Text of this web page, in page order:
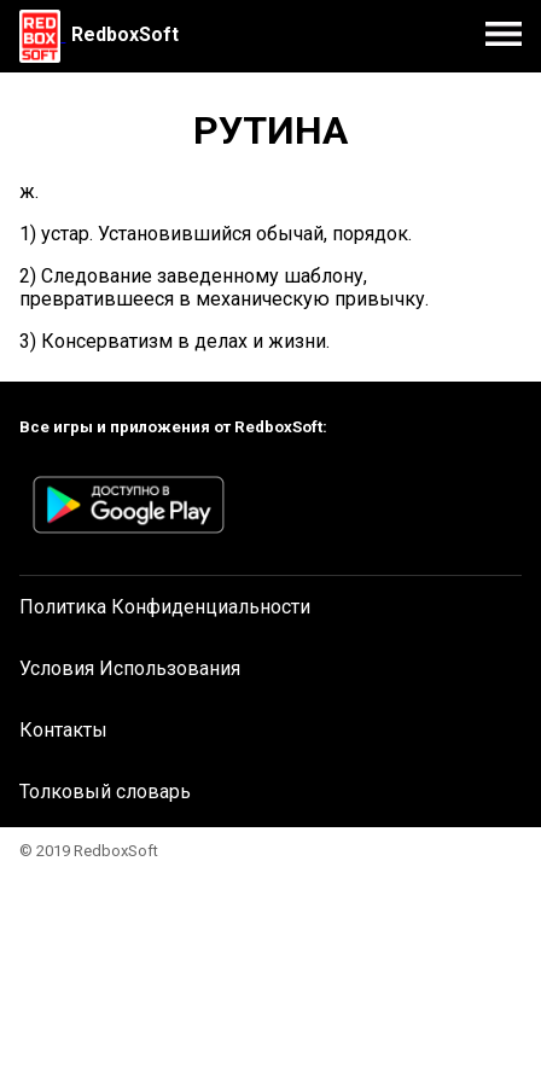
RedboxSoft
РУТИНА
ж.
1) устар. Установившийся обычай, порядок.
2) Следование заведенному шаблону,
превратившееся в механическую привычку.
3) Консерватизм в делах и жизни.
Все игры и приложения от RedboxSoft:
Политика Конфиденциальности
Условия Использования
Контакты
Толковый словарь
© 2019 RedboxSoft